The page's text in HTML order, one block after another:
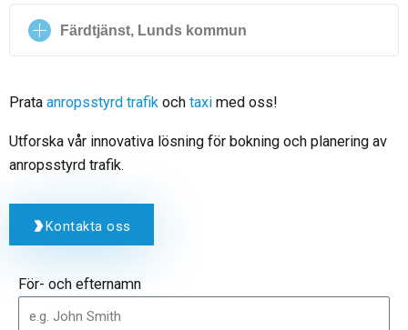
Färdtjänst, Lunds kommun
Prata anropsstyrd trafik och taxi med oss!
Utforska vår innovativa lösning för bokning och planering av
anropsstyrd trafik.
Kontakta oss
För- och efternamn